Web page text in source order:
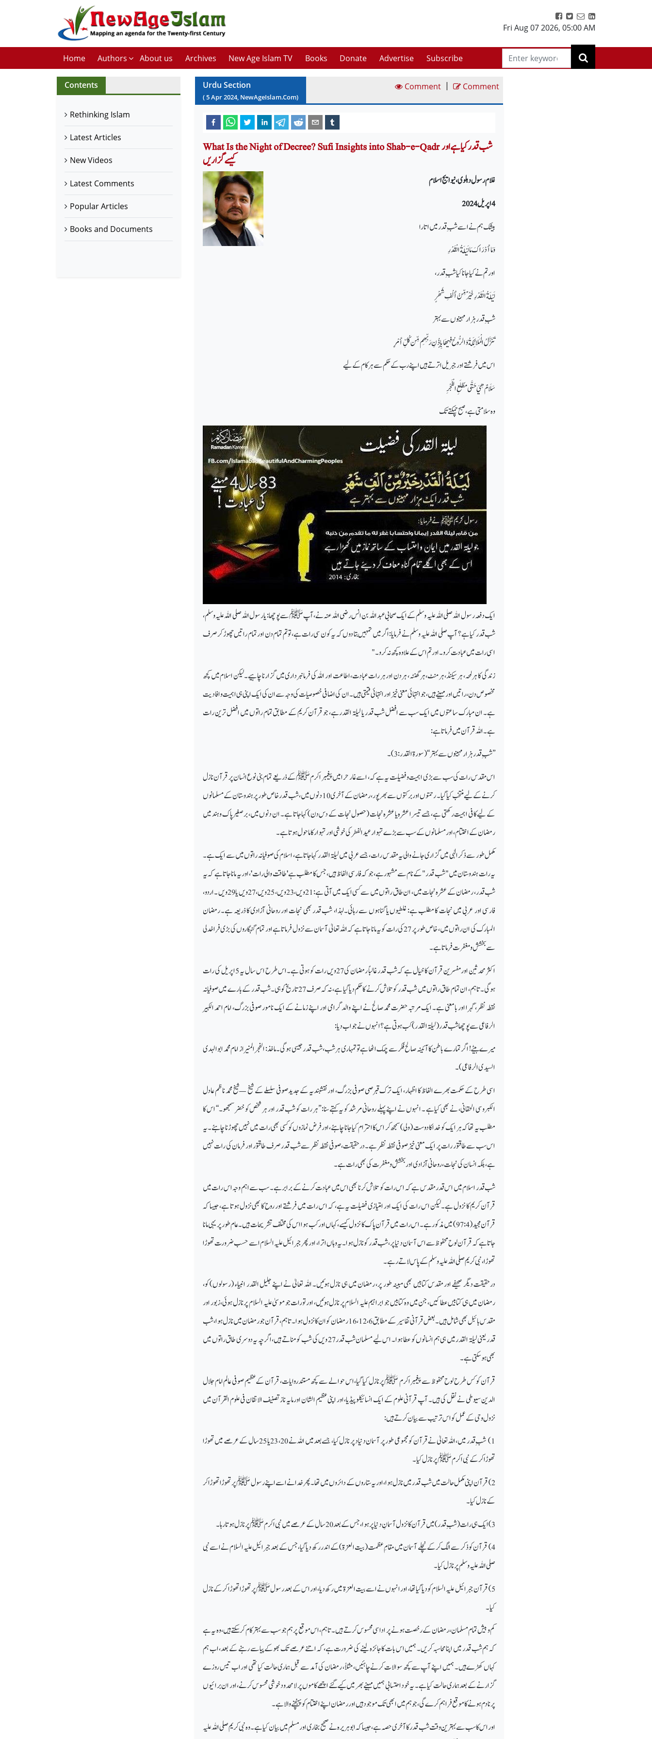
Fri Aug 07 2026, 05:00 AM
Home Authors About us Archives New Age Islam TV Books Donate Advertise Subscribe
Contents
Rethinking Islam
Latest Articles
New Videos
Latest Comments
Popular Articles
Books and Documents
Urdu Section
(5Apr2024, NewAgeIslam.Com)
Comment | Comment
What Is the Night of Decree? Sufi Insights into Shab-e-Qadr شب قدر کیا ہے اور
کیسے گزاریں
غلام رسول دہلوی، نیو ایج اسلام
4 اپریل 2024
بیشک ہم نے اسے شبِ قدر میں اتارا
وَمَا أَدْرَاكَ مَا لَيْلَةُ الْقَدْرِ
اور تم نے کیا جانا کیا شبِ قدر،
لَيْلَةُ الْقَدْرِ خَيْرٌ مِّنْ أَلْفِ شَهْرٍ
شبِ قدر ہزار مہینوں سے بہتر
تَنَزَّلُ الْمَلَائِكَةُ وَالرُّوحُ فِيهَا بِإِذْنِ رَبِّهِم مِّن كُلِّ أَمْرٍ
اس میں فرشتے اور جبریل اترتے ہیں اپنے رب کے حکم سے ہر کام کے لیے
سَلَامٌ هِيَ حَتَّى مَطْلَعِ الْفَجْرِ
وہ سلامتی ہے، صبح چمکتے تک
ایک دفعہ رسول اللہ صلی اللہ علیہ وسلم کے ایک صحابی عبداللہ بن انس رضی اللہ عنہ نے، آپ ﷺسے پوچھا: یا رسول اللہ صلی اللہ علیہ وسلم،
شب قدر کیا ہے؟ آپ صلی اللہ علیہ وسلم نے فرمایا: اگر میں تمہیں بتا دوں کہ یہ کون سی رات ہے، تو تم تمام دن اور تمام راتیں چھوڑ کر صرف
اسی رات میں عبادت کرو۔ اور تم اس کے علاوہ کچھ نہ کرو۔"
زندگی کا ہر لمحہ، ہر سیکنڈ، ہر منٹ، ہر گھنٹہ، ہر دن اور ہر رات عبادت، اطاعت اور اللہ کی فرمانبرداری میں گزارنا چاہیے۔ لیکن اسلام میں کچھ
مخصوص دن، راتیں اور مہینے ہیں، جو انتہائی معنی خیز اور انتہائی قیمتی ہیں۔ ان کی اضافی خصوصیات کی وجہ سے ان کی ایک اپنی ہی اہمیت و افادیت
ہے۔ ان مبارک ساعتوں میں ایک سب سے افضل شب قدر یا لیلۃ القدرہے، جو قرآن کریم کے مطابق تمام راتوں میں افضل ترین رات
ہے۔ اللہ قرآن میں فرماتا ہے:
’’ شبِ قدر ہزار مہینوں سے بہتر‘‘ (سورۃ القدر:3)۔
اس مقدس رات کی سب سے بڑی اہمیت و فضیلت یہ ہے کہ، اسے غار حرا میں پیغمبر اکرم ﷺکے ذریعے تمام بنی نوع انسان پر قرآن نازل
کرنے کے لیے منتخب کیا گیا ۔ رحمتوں اور برکتوں سے بھر پور ، رمضان کے آخری 10 دنوں میں، شب قدر خاص طور پر ہندوستان کے مسلمانوں
کے لیے کافی اہمیت رکھتی ہے، جسے تیسرا عشرہ یا عشرہ نجات (حصول نجات کے دس دن) کہا جاتا ہے۔ ان دنوں میں، برصغیر پاک و ہند میں
رمضان کے اختتام، اور مسلمانوں کے سب سے بڑے تہوار عیدالفطر کی خوشی اور تہوار کا ماحول ہوتا ہے۔
مکمل طور سے ذکر الٰہی میں گزاری جانے والی یہ مقدس رات، جسے عربی میں لیلۃ القدر کہا جاتا ہے، اسلام کی صوفیانہ راتوں میں سے ایک ہے۔
یہ رات ہندوستان میں "شب قدر" کے نام سے مشہور ہے، جو کہ فارسی الفاظ ہیں، جس کا مطلب ہے 'طاقت والی رات'، اور یہ مانا جاتا ہے کہ یہ
شب قدر، رمضان کے عشرہ نجات میں، ان طاق راتوں میں سے کسی ایک میں آتی ہے: 21ویں، 23ویں، 25ویں، 27ویں یا 29ویں ۔ اردو،
فارسی اور عربی میں نجات کا مطلب ہے: غلطیوں یا گناہوں سے رہائی۔ لہذا، شب قدر بھی نجات اور روحانی آزادی کا ذریعہ ہے۔ رمضان
المبارک کی ان راتوں میں، خاص طور پر 27 کی رات کو یہ مانا جاتا ہے کہ اللہ تعالیٰ آسمان سے نزول فرماتا ہے اور تمام گنہگاروں کی بڑی فراخدلی
سے بخشش و مغفرت فرماتا ہے۔
اکثر محدثین اور مفسرین قرآن کا خیال ہے کہ شب قدر غالباً رمضان کی 27ویں رات کو ہوتی ہے۔ اس طرح اس سال یہ 5 اپریل کی رات
ہوگی۔ تاہم، ان تمام طاق راتوں میں شب قدر کو تلاش کرنے کاحکم دیا گیا ہے، نہ کہ صرف 27 تاریخ کوہی۔ شب قدر کے بارے میں صوفیانہ
نقطہ نظر، گہرا اور بامعنی ہے۔ ایک مرتبہ حضرت محمد صالح نے اپنے والد گرامی اور اپنے زمانے کے ایک نامور صوفی بزرگ، امام احمد الکبیر
الرفاعی سے پوچھاشب قدر (لیلۃ القدر) کب ہوتی ہے؟ انہوں نے جواب دیا:
میرے بیٹے! اگر تمارے باطن کا آئینہ صالح فکر سے چمک اٹھا ہے تو تمہاری ہر شب، شب قدر جیسی ہو گی۔ ماخذ: الفجر المنیر از امام محمد ابو الہدی
السیدی الرفاعی)۔
اسی طرح کے حکمت بھرے الفاظ کا اظہار، ایک ترک قبرصی صوفی بزرگ، اور نقشبندیہ کے جدید صوفی سلسلے کے شیخ — شیخ محمد ناظم عادل
الکبروسی الحقانی، نے بھی کیا ہے ۔ انہوں نے اپنے پہلے روحانی مرشد کو یہ کہتے سنا: ’’ہر رات کو شب قدر اور ہر شخص کو خضر سمجھو۔‘‘ اس کا
مطلب یہ تھا کہ ہر ایک کو خدا کا دوست (ولی) سمجھ کر اس کا احترام کیا جانا چاہئے، اور فرض نمازوں کو کسی بھی رات میں نہیں چھوڑنا چاہئے۔ یہ
اس سب سے طاقتور رات پر ایک معنی خیز صوفی نقطہ نظر ہے۔ درحقیقت، صوفی نقطہ نظر سے شب قدر صرف طاقتور اور فرمان کی رات نہیں
ہے، بلکہ انسان کی نجات، روحانی آزادی اور بخشش و مغفرت کی بھی رات ہے۔
شب قدر اسلام میں اس قدر مقدس ہے کہ اس رات کو تلاش کرنا بھی اس میں عبادت کرنے کے برابر ہے۔ سب سے اہم وجہ اس رات میں
قرآن کریم کا نزول ہے۔ لیکن اس رات کی ایک اور امتیازی فضیلت یہ ہے، کہ اس رات میں فرشتے اور روح کا بھی نزول ہوتا ہے، جیسا کہ
قرآن مجید (97:4) میں مذکور ہے۔ اس رات میں قرآن پاک کا نزول کیسے، کہاں اور کب ہوا اس کی مختلف تشریحات ہیں۔ عام طور پر یہی مانا
جاتا ہے کہ قرآن لوح محفوظ سے اس آسمان دنیا پر، شب قدر کو نازل ہوا۔ یہ وہاں اترا، اور پھر جبرائیل علیہ السلام اسے حسب ضرورت تھوڑا
تھوڑا، نبی کریم صلی اللہ علیہ وسلم کے پاس لاتے رہے۔
درحقیقت دیگر صحیفے اور مقدس کتابیں بھی مبینہ طور پر، رمضان میں ہی نازل ہوئیں۔ اللہ تعالیٰ نے اپنے جلیل القدر انبیاء (رسولوں) کو،
رمضان میں ہی کتابیں عطا کیں، جن میں وہ کتابیں جو ابراہیم علیہ السلام پر نازل ہوئیں، اور تورات جو موسیٰ علیہ السلام پر نازل ہوئی، زبور اور
مقدس بائبل بھی شامل ہیں۔ بعض قرآنی تفاسیر کے مطابق 6، 12، 16 رمضان کو ان کا نزول ہوا۔ تاہم، قرآن جو رمضان میں نازل ہوا، شب
قدر یعنی لیلۃ القدر میں ہی ہم انسانوں کو عطا ہوا۔ اس لیے مسلمان شب قدر 27 ویں کی شب کو مناتے ہیں، اگرچہ یہ دوسری طاق راتوں میں
بھی ہو سکتی ہے۔
قرآن کو کس طرح لوح محفوظ سے پیغمبر اکرم ﷺپر نازل کیا گیا، اس حوالے سے کچھ مستند روایات، قرآن کے عظیم صوفی عالم امام جلال
الدین سیوطی نے نقل کی ہیں۔ آپ قرآنی علوم کے ایک انسائیکلو پیڈیا، اور اپنی عظیم الشان اور مایہ ناز تصنیف الاتقان فی علوم القرآن میں
نزول وحی کے عمل کو اس ترتیب سے بیان کرتے ہیں:
1) شبِ قدر میں، اللہ تعالیٰ نے قرآن کو مجموعی طور پر آسمان دنیادپر نازل کیا، جسے بعد میں اللہ نے 20، 23 یا 25 سال کے عرصے میں تھوڑا
تھوڑا کرکے نبی اکرم ﷺ پر نازل کیا۔
2) قرآن اپنی مکمل حالت میں شب قدر میں نازل ہوا، اور یہ ستاروں کے دائروں میں تھا۔ پھر خدا نے اسے اپنے رسول ﷺپر تھوڑا تھوڑا کر
کے نازل کیا۔
3) ایک ہی رات (شبِ قدر) میں قرآن کا نزول آسمانِ دنیا پر ہوا، جس کے بعد 20 سال کے عرصے میں نبی اکرم ﷺ پر نازل ہوتا رہا۔
4) قرآن کو ذکر سے الگ کر کے نچلے آسمان میں مقامِ عظمت (بیت العزۃ) کے اندر رکھ دیا گیا، جس کے بعد جبرائیل علیہ السلام نے اسے نبی
صلی اللہ علیہ وسلم پر نازل کیا۔
5) قرآن جبرائیل علیہ السلام کو دیا گیا تھا، اور انہوں نے اسے بیت العزۃ میں رکھ دیا، اور اس کے بعد رسول ﷺپر تھوڑا تھوڑا کر کے نازل
کیا ۔
کم و بیش تمام مسلمان، رمضان کے رخصت ہونے پر اداسی محسوس کرتے ہیں۔ تاہم، اس موقع پر ہم جو سب سے بہتر کام کر سکتے ہیں، وہ یہ ہے
کہ ہم شب قدر میں اپنا محاسبہ کریں۔ ہمیں اس بات کا جائزہ لینے کی ضرورت ہے، کہ اتنے عرصے تک بھوکے پیاسے رہنے کے بعد، اب ہم
کہاں کھڑے ہیں۔ ہمیں اپنے آپ سے کچھ سوالات کرنے چاہئیں، مثلاً، رمضان کی آمد سے قبل ہماری حالت کیا تھی اور اب تیس روزے
گزارنے کے بعد ہماری حالت کیا ہے۔ یہ خود احتسابی ہمیں مہینے بھر میں کیے گئے اچھے کاموں پر لامحدود خوشی محسوس کرنے، اور ان برائیوں
پر نادم ہونے کا موقع فراہم کرے گی، جو ہم میں ابھی تک موجود ہیں اور رمضان اپنے اختتام کو پہنچنے والا ہے۔
اور اس کا سب سے بہترین وقت شب قدر کا آخری حصہ ہے، جیسا کہ ابو ہریرہ نے صحیح بخاری اور مسلم میں بیان کیا ہے۔ وہ نبی کریم صلی اللہ علیہ